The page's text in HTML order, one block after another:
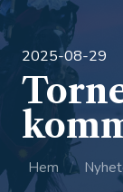
2025-08-29
Hem /